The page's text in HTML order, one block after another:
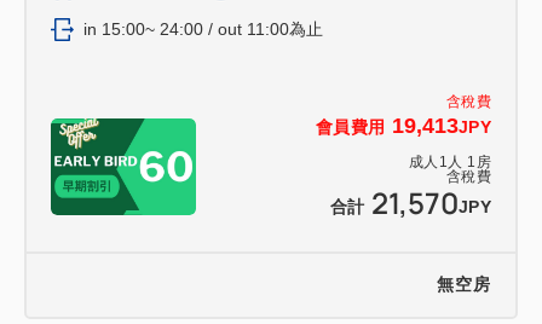
含稅費
會員費用 19,413JPY
成人 1 人 1 房
含稅費
合計 21,570JPY
in 15:00~ 24:00 / out 11:00為止
無空房